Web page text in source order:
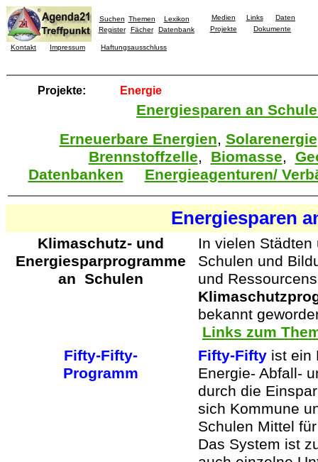
Suchen Themen
Lexikon
Register
Fächer Datenbank
Medien Links
Daten
Projekte
Dokumente
Kontakt Impressum Haftungsausschluss
Projekte: Energie
Energiesparen an
Erneuerbare Energien, Solarenergie
Brennstoffzelle, Biomasse,
Datenbanken
Energieagenturen/
Energiesparen
Klimaschutz- und
Energiesparprogramme
an Schulen
In vielen
Schulen und
und
bekannt
Links zum
Fifty-Fifty-
Programm
Fifty-Fifty ist ein
Energie- Abfall-
durch die
sich Kommune
Schulen Mittel
Das System ist